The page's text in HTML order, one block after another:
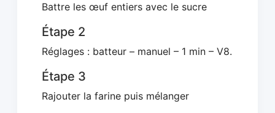
Battre les œuf entiers avec le sucre
Étape 2
Réglages : batteur – manuel – 1 min – V8.
Étape 3
Rajouter la farine puis mélanger